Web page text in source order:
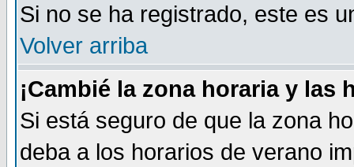
Si no se ha registrado, este es
Volver arriba
¡Cambié la zona horaria y
Si está seguro de que la zona
deba a los horarios de verano